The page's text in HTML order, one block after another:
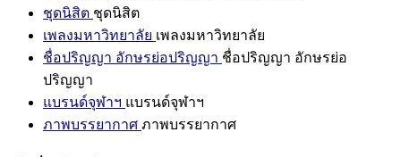
ชุดนิสิต ชุดนิสิต
เพลงมหาวิทยาลัย เพลงมหาวิทยาลัย
ชื่อปริญญา อักษรย่อปริญญา ชื่อปริญญา อักษรย่อ
ปริญญา
แบรนด์จุฬาฯ แบรนด์จุฬาฯ
ภาพบรรยากาศ ภาพบรรยากาศ